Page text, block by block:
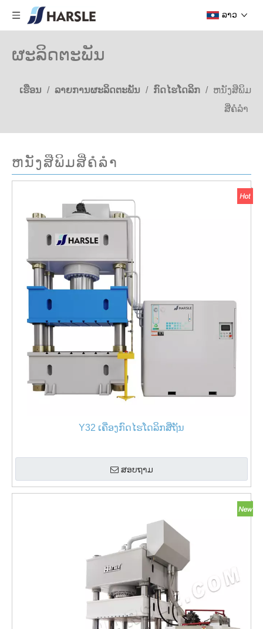
ລາວ
ຜະລິດຕະພັນ
ເຮືອນ / ລາຍການຜະລິດຕະພັນ / ກົດໄຮໂດລິກ / ຫນັງສືພິມ
ສີ່ຄໍລໍາ
ຫນັງສືພິມສີ່ຄໍລໍາ
Y32 ເຄື່ອງກົດໄຮໂດລິກສີ່ຖັນ
ສອບຖາມ